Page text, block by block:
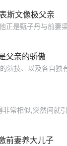
斯文像极父亲
正是甄子丹与前妻
父亲的骄傲
演技、以及各自独
常相似,突然间就
前妻养大儿子